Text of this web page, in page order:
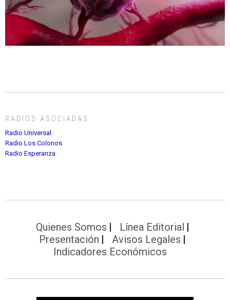
RADIOS ASOCIADAS
Radio Universal
Radio Los Colonos
Radio Esperanza
Quienes Somos
Línea Editorial
Presentación
Avisos Legales
Indicadores Económicos